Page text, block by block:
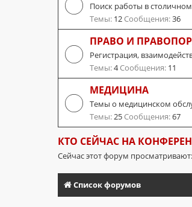
Поиск работы в
Темы: 12 Сообщения:36
ПРАВО И
Регистрация,
Темы:4Сообщения: 11
МЕДИЦИНА
Темы о медицинском
Темы:25 Сообщения:67
КТО СЕЙЧАС НА
Сейчас этот форум
Список форумов